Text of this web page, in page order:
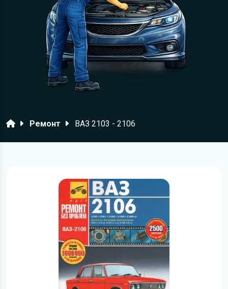
ГоловнаРемонт ВАЗ 2103 - 2106